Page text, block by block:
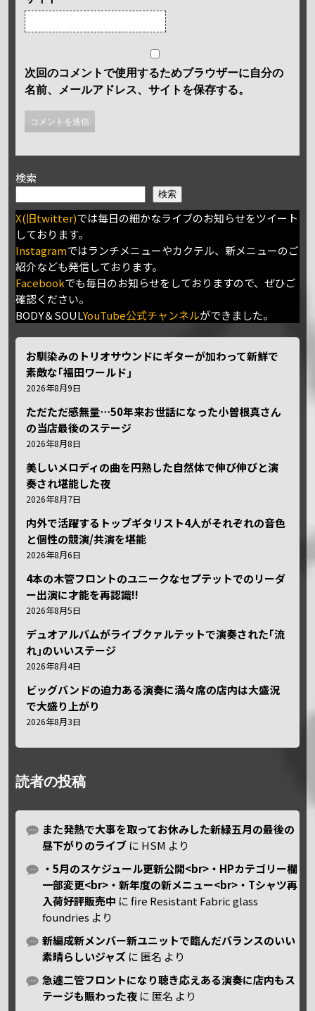
次回のコメントで使用するためブラウザーに自分の
名前、メールアドレス、サイトを保存する。
検索
検索
X(旧twitter)では毎日の細かなライブのお知らせをツイート
しております。
Instagramではランチメニューやカクテル、新メニューのご
紹介なども発信しております。
Facebookでも毎日のお知らせをしておりますので、ぜひご
確認ください。
BODY＆SOULYouTube公式チャンネルができました。
お馴染みのトリオサウンドにギターが加わって新鮮で
素敵な｢福田ワールド｣
2026年8月9日
ただただ感無量⋯50年来お世話になった小曽根真さん
の当店最後のステージ
2026年8月8日
美しいメロディの曲を円熟した自然体で伸び伸びと演
奏され堪能した夜
2026年8月7日
内外で活躍するトップギタリスト4人がそれぞれの音色
と個性の競演/共演を堪能
2026年8月6日
4本の木管フロントのユニークなセプテットでのリーダ
ー出演に才能を再認識!!
2026年8月5日
デュオアルバムがライブクァルテットで演奏された｢流
れ｣のいいステージ
2026年8月4日
ビッグバンドの迫力ある演奏に満々席の店内は大盛況
で大盛り上がり
2026年8月3日
読者の投稿
また発熱で大事を取ってお休みした新緑五月の最後の
昼下がりのライブ に HSM より
・5月のスケジュール更新公開<br>・HPカテゴリー欄
一部変更<br>・新年度の新メニュー<br>・Tシャツ再
入荷好評販売中 にfire Resistant Fabric glass
foundries より
新編成新メンバー新ユニットで臨んだバランスのいい
素晴らしいジャズ に 匿名 より
急遽二管フロントになり聴き応えある演奏に店内もス
テージも賑わった夜 に 匿名 より